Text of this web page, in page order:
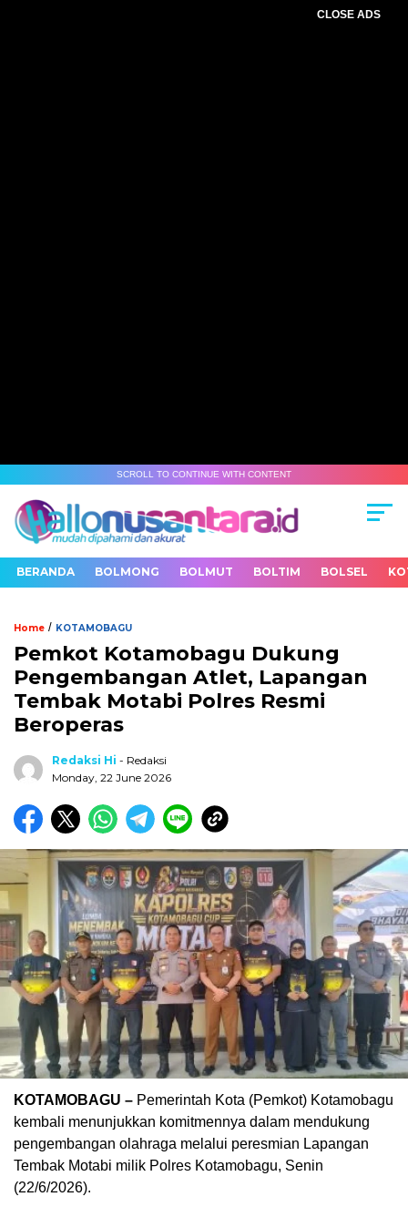
CLOSE ADS
SCROLL TO CONTINUE WITH CONTENT
BERANDA BOLMONG BOLMUT BOLTIM BOLSEL
Home / KOTAMOBAGU
Pemkot Kotamobagu Dukung
Pengembangan Atlet, Lapangan
Tembak Motabi Polres Resmi
Beroperas
Redaksi Hi - Redaksi
Monday, 22 June 2026
KOTAMOBAGU – Pemerintah Kota (Pemkot) Kotamobagu
kembali menunjukkan komitmennya dalam mendukung
pengembangan olahraga melalui peresmian Lapangan
Tembak Motabi milik Polres Kotamobagu, Senin
(22/6/2026).